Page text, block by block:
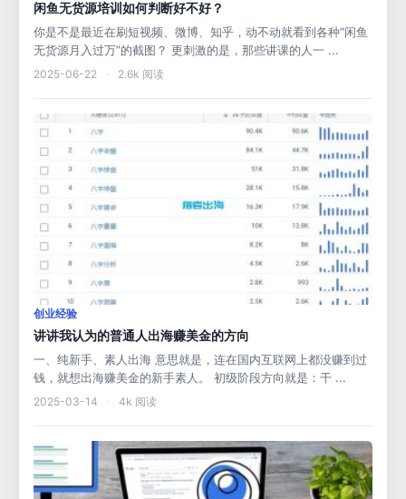
闲鱼无货源培训如何判断好不好？
你是不是最近在刷短视频、微博、知乎，动不动就看到各种“闲鱼
无货源月入过万”的截图？ 更刺激的是，那些讲课的人一 ...
2025-06-22 · 2.6k 阅读
创业经验
讲讲我认为的普通人出海赚美金的方向
一、纯新手、素人出海 意思就是，连在国内互联网上都没赚到过
钱，就想出海赚美金的新手素人。 初级阶段方向就是：干 ...
2025-03-14 · 4k 阅读